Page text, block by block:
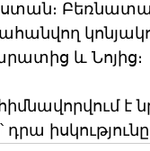
և Նոյից։
է